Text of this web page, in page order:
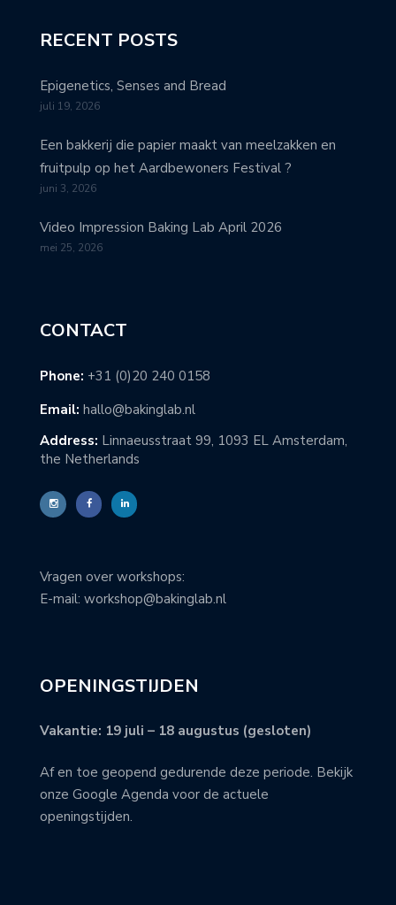
RECENT POSTS
Epigenetics, Senses and Bread
juli 19, 2026
Een bakkerij die papier maakt van meelzakken en
fruitpulp op het Aardbewoners Festival ?
juni 3, 2026
Video Impression Baking Lab April 2026
mei 25, 2026
CONTACT
Phone: +31 (0)20 240 0158
Email: hallo@bakinglab.nl
Address: Linnaeusstraat 99, 1093 EL Amsterdam,
the Netherlands
Vragen over workshops:
E-mail: workshop@bakinglab.nl
OPENINGSTIJDEN
Vakantie: 19 juli – 18 augustus (gesloten)
Af en toe geopend gedurende deze periode. Bekijk
onze Google Agenda voor de actuele
openingstijden.